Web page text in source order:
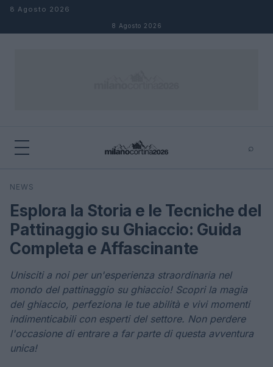
Salta al contenuto
8 Agosto 2026
8 Agosto 2026
⌕
Cerca
NEWS
Esplora la Storia e le Tecniche del
Pattinaggio su Ghiaccio: Guida
Completa e Affascinante
Unisciti a noi per un'esperienza straordinaria nel
mondo del pattinaggio su ghiaccio! Scopri la magia
del ghiaccio, perfeziona le tue abilità e vivi momenti
indimenticabili con esperti del settore. Non perdere
l'occasione di entrare a far parte di questa avventura
unica!